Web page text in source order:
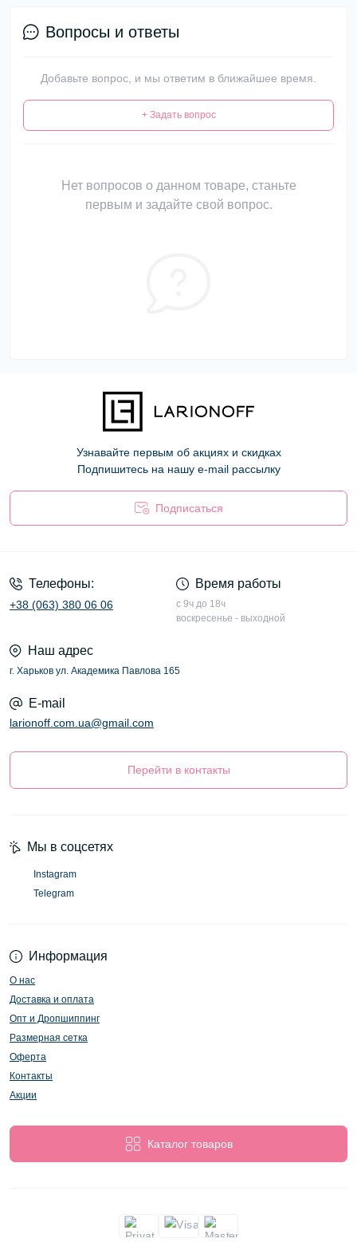
Вопросы и ответы
Добавьте вопрос, и мы ответим в ближайшее время.
+ Задать вопрос
Нет вопросов о данном товаре, станьте
первым и задайте свой вопрос.
Узнавайте первым об акциях и скидках
Подпишитесь на нашу e-mail рассылку
Подписаться
Телефоны:
+38 (063) 380 06 06
Время работы
с 9ч до 18ч
воскресенье - выходной
Наш адрес
г. Харьков ул. Академика Павлова 165
E-mail
larionoff.com.ua@gmail.com
Перейти в контакты
Информация
О нас
Доставка и оплата
Опт и Дропшиппинг
Размерная сетка
Оферта
Контакты
Акции
Каталог товаров
Мы в соцсетях
Instagram
Telegram